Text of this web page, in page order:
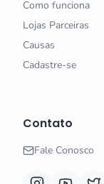
Como funciona
Lojas Parceiras
Causas
Cadastre-se
Contato
Fale Conosco